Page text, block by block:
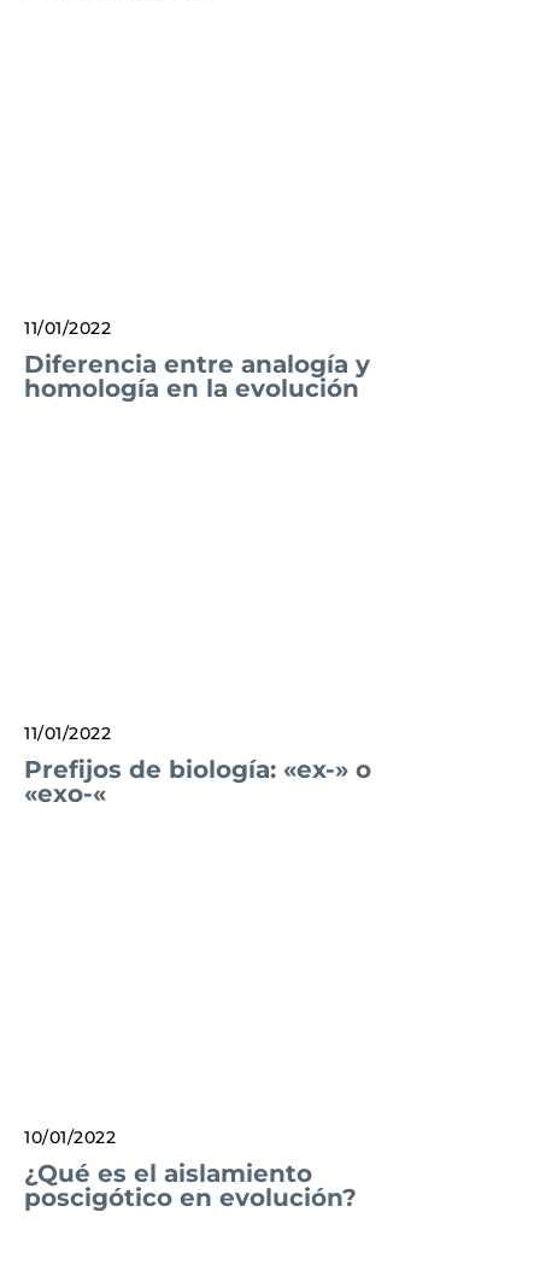
11/01/2022
Diferencia entre analogía y
homología en la evolución
11/01/2022
Prefijos de biología: «ex-» o
«exo-«
10/01/2022
¿Qué es el aislamiento
poscigótico en evolución?